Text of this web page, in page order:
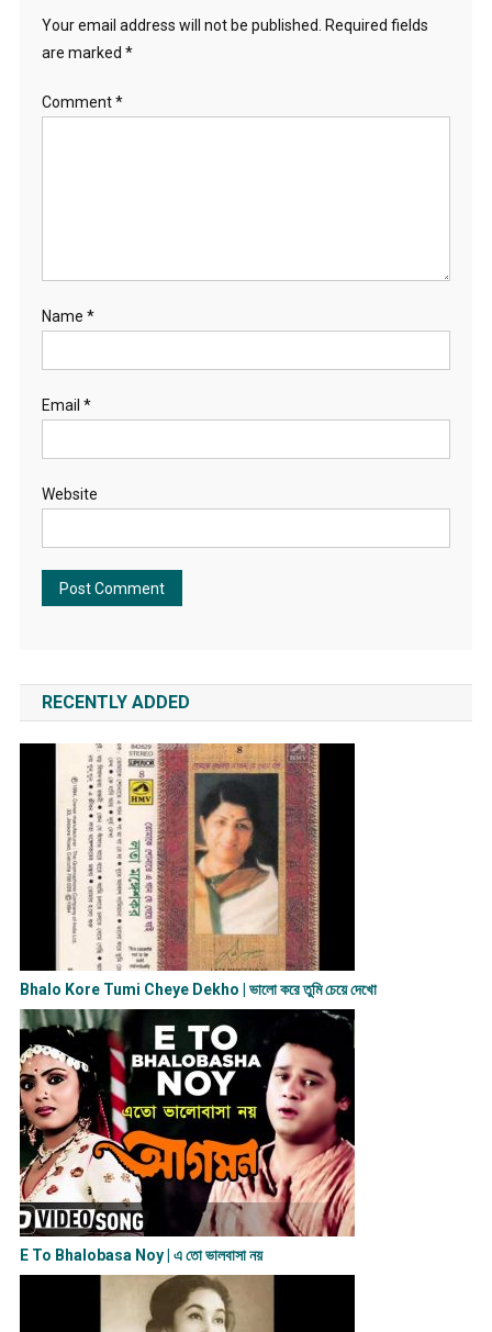
Your email address will not be published.
Required fields
are marked *
Comment*
Name *
Email *
Website
RECENTLY ADDED
Bhalo Kore Tumi Cheye Dekho | ভালো করে তুমি চেয়ে দেখো
E To Bhalobasa Noy | এ তো ভালবাসা ন​য়